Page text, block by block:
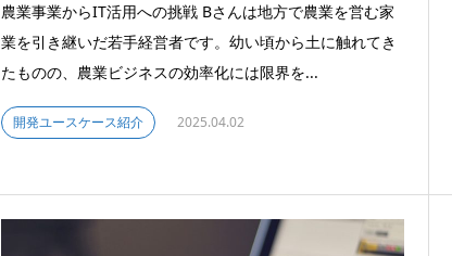
農業事業からIT活用への挑戦 Bさんは地方で農業を営む家
業を引き継いだ若手経営者です。幼い頃から土に触れてき
たものの、農業ビジネスの効率化には限界を...
開発ユースケース紹介 2025.04.02